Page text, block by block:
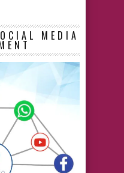
MEDIA